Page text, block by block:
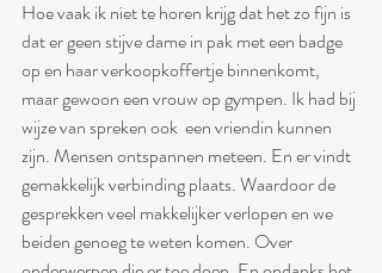
Hoe vaak ik niet te horen krijg dat het zo fijn is
dat er geen stijve dame in pak met een badge
op en haar verkoopkoffertje binnenkomt,
maar gewoon een vrouw op gympen. Ik had bij
wijze van spreken ook  een vriendin kunnen
zijn. Mensen ontspannen meteen. En er vindt
gemakkelijk verbinding plaats. Waardoor de
gesprekken veel makkelijker verlopen en we
beiden genoeg te weten komen. Over